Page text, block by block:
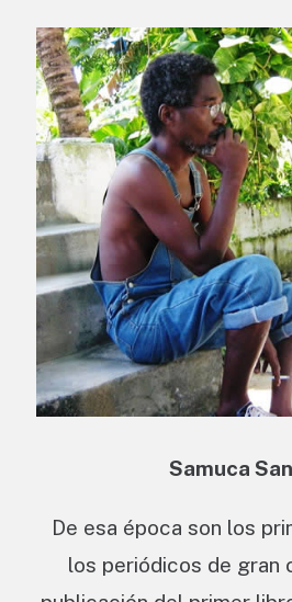
Samuca
De esa época son los
los periódicos de gran